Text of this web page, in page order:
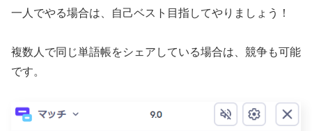
一人でやる場合は、自己ベスト目指してやりましょう！
複数人で同じ単語帳をシェアしている場合は、競争も可能
です。